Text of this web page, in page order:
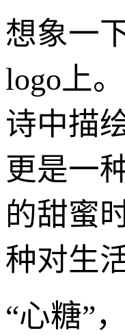
想象一
logo上
诗中描
更是一
的甜蜜
种对生
“心糖”